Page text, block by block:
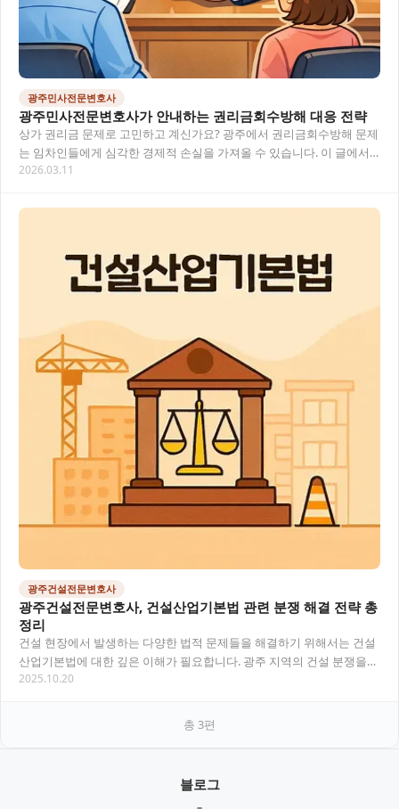
광주민사전문변호사
광주민사전문변호사가 안내하는 권리금회수방해 대응 전략
상가 권리금 문제로 고민하고 계신가요? 광주에서 권리금회수방해 문제
는 임차인들에게 심각한 경제적 손실을 가져올 수 있습니다. 이 글에서
는 광주 지역의 민사 사건을 전문적으로 다루는…
2026.03.11
광주건설전문변호사
광주건설전문변호사, 건설산업기본법 관련 분쟁 해결 전략 총
정리
건설 현장에서 발생하는 다양한 법적 문제들을 해결하기 위해서는 건설
산업기본법에 대한 깊은 이해가 필요합니다. 광주 지역의 건설 분쟁을
효과적으로 해결하고자 한다면, 건설 분야에 특…
2025.10.20
총 3편
블로그